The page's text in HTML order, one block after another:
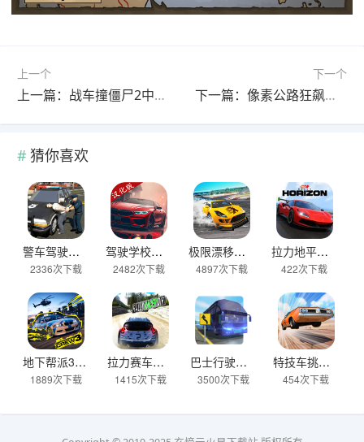
上一个
上一篇：战车撞僵尸2中文版正版 v1.4.58安卓版
下一个
下一篇：像素公路狂飙官方正版 v1.5.5安卓版
猜你喜欢
警车驾驶模拟器官方正版 v2.6安卓版
2336次下载
驾驶学校模拟汉化版(Driving School sim) v13.4安卓版
2482次下载
极限漂移与氮气赛车手游 v0.0.45安卓版
4897次下载
拉力地平线汉化版 v2.5.10安卓版
422次下载
地下帮派3 v2.2安卓版
1889次下载
拉力赛车越野官方版 v2.6.7安卓版
1415次下载
巴士行驶模拟器官方版 v5.06.0安卓版
3500次下载
特技车挑战赛3官方版(StuntCar3) v4.07安卓版
454次下载